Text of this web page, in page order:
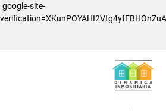
google-site-